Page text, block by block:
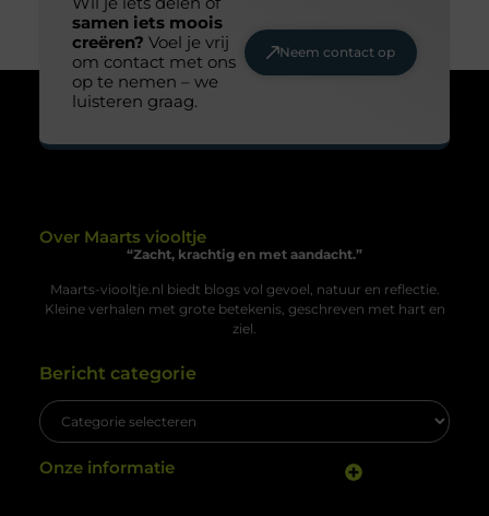
samen iets moois
creëren? Voel je vrij
om contact met ons
op te nemen – we
luisteren graag.
Neem contact op
Over Maarts viooltje
“Zacht, krachtig en met aandacht.”
Maarts-viooltje.nl biedt blogs vol gevoel, natuur en reflectie.
Kleine verhalen met grote betekenis, geschreven met hart en
ziel.
Bericht categorie
Onze informatie